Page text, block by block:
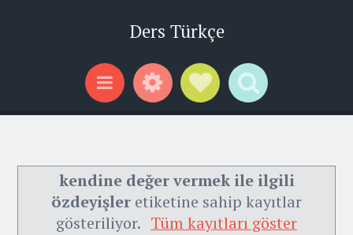
Ders Türkçe
Menu WidgetsSocial Links
Search
kendine değer vermek ile ilgili
özdeyişler etiketine sahip kayıtlar
gösteriliyor. Tüm kayıtları göster